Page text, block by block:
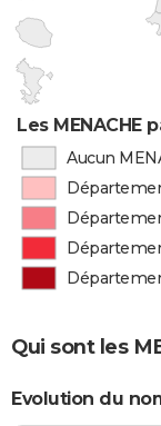
Les MENACHE
Aucun
Qui sont les
Evolution du